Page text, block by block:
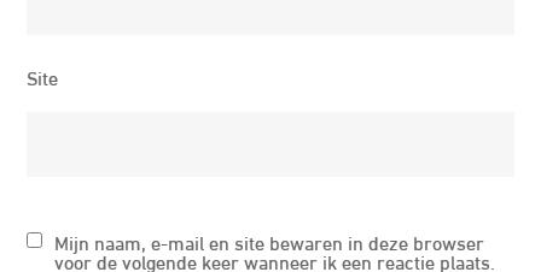
Site
Mijn naam, e-mail en site bewaren in deze browser
voor de volgende keer wanneer ik een reactie plaats.